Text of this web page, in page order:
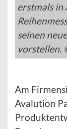
erstmals in
seinen
vorstellen.
Am
Avalution